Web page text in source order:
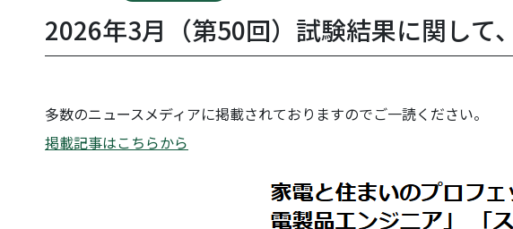
2026年3月（第50回）試験結果に関して
多数のニュースメディアに掲載されておりますのでご一読ください。
掲載記事はこちらから